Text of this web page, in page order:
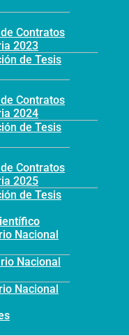
Contratos
2023
de Tesis
Contratos
2024
de Tesis
Contratos
2025
de Tesis
Nacional
Nacional
Nacional